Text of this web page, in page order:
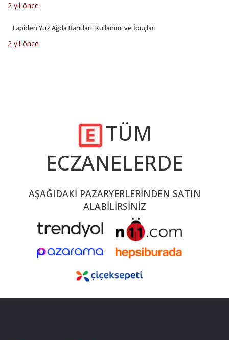
2 yıl önce
Lapiden Yüz Ağda Bantları: Kullanımı ve İpuçları
2 yıl önce
TÜM
ECZANELERDE
AŞAĞIDAKİ PAZARYERLERİNDEN SATIN
ALABİLİRSİNİZ